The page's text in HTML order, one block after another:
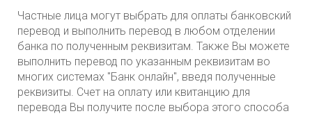
Частные лица могут выбрать для оплаты банковский
перевод и выполнить перевод в любом отделении
банка по полученным реквизитам. Также Вы можете
выполнить перевод по указанным реквизитам во
многих системах "Банк онлайн", введя полученные
реквизиты. Счет на оплату или квитанцию для
перевода Вы получите после выбора этого способа